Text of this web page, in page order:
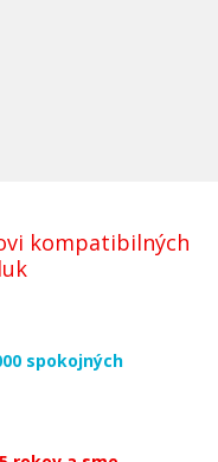
kompatibilných
spokojných